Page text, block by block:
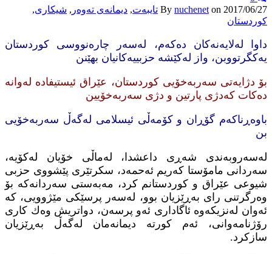
By nuchenet on 2017/06/27 تایبه‌ت, دیمانه‌ی ته‌وه‌ر , شیکاری,
کوردستان
داوا له‌لایه‌نه‌كان ده‌كه‌م، له‌سه‌ر چاره‌نووسی كوردستان‌
یه‌كگرتووبن، واز له‌كێشه‌ حزبییه‌كانیان بهێنن
بۆ دژایه‌تی سه‌ربه‌خۆیی كوردستان، عێراق ئیستیفاده‌ له‌وانه‌
ده‌كات كه‌دژی پارتین و دژی سه‌ربه‌خۆیین
باوه‌ڕناكه‌م گۆڕان و كۆمه‌ڵی ئیسلامی له‌گه‌ڵ سه‌ربه‌خۆیی
بن
له‌سه‌روبه‌ندی شه‌ڕی داعشدا، له‌ماڵی خۆیان له‌كۆیه‌،
سه‌ردانی مامۆستا كه‌ریم ئه‌حمه‌د، سكرتێری پێشووی حزبی
شیوعی عێراق و كوردستانم كرد، مه‌به‌ستی سه‌ردانه‌كه‌ بۆ
وه‌رگرتنی رای به‌ڕێزیان بوو، له‌سه‌ر پرسێكی مێژوویی، كه‌
ئه‌وان له‌نزیكه‌وه‌ ئاگاداری ئه‌و پرسه‌ن، دواتریش وه‌ك كاری
رۆژنامه‌وانی، ئه‌م كورته‌ دیمانه‌مان له‌گه‌ڵ به‌ڕێزیان
سازكرد.